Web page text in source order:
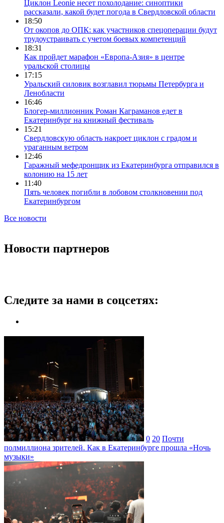
Циклон Leonie несет похолодание: синоптики
рассказали, какой будет погода в Свердловской области
18:50
От окопов до ОПК: как участников спецоперации будут
трудоустраивать с учетом боевых компетенций
18:31
Как пройдет марафон «Европа-Азия» в центре
уральской столицы
17:15
Уральский силовик возглавил тюрьмы Петербурга и
Ленобласти
16:46
Блогер-миллионник Роман Каграманов едет в
Екатеринбург на книжный фестиваль
15:21
Свердловскую область накроет циклон с градом и
ураганным ветром
12:46
Гаражный мефедронщик из Екатеринбурга отправился в
колонию на 15 лет
11:40
Пять человек погибли в лобовом столкновении под
Екатеринбургом
Все новости
Новости партнеров
Следите за нами в соцсетях:
0 20 Почти
полмиллиона зрителей. Как в Екатеринбурге прошла «Ночь
музыки»